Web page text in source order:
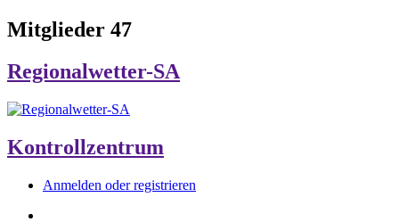
Mitglieder 47
Regionalwetter-SA
Kontrollzentrum
Anmelden oder registrieren